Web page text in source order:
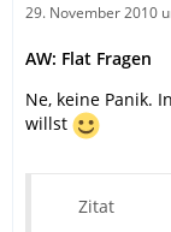
29. November 2010
AW: Flat Fragen
Ne, keine Panik.
willst
Zitat